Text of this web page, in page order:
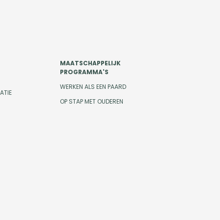
MAATSCHAPPELIJK
PROGRAMMA'S
WERKEN ALS EEN PAARD
OP STAP MET OUDEREN